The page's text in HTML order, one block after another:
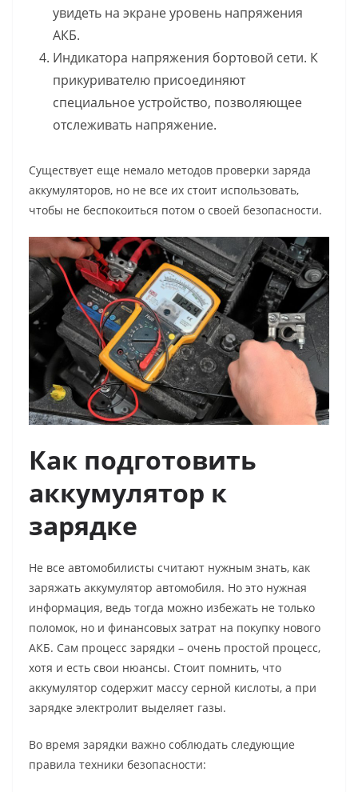
увидеть на экране уровень напряжения
АКБ.
Индикатора напряжения бортовой сети. К
прикуривателю присоединяют
специальное устройство, позволяющее
отслеживать напряжение.
Существует еще немало методов проверки заряда
аккумуляторов, но не все их стоит использовать,
чтобы не беспокоиться потом о своей безопасности.
Как подготовить
аккумулятор к
зарядке
Не все автомобилисты считают нужным знать, как
заряжать аккумулятор автомобиля. Но это нужная
информация, ведь тогда можно избежать не только
поломок, но и финансовых затрат на покупку нового
АКБ. Сам процесс зарядки – очень простой процесс,
хотя и есть свои нюансы. Стоит помнить, что
аккумулятор содержит массу серной кислоты, а при
зарядке электролит выделяет газы.
Во время зарядки важно соблюдать следующие
правила техники безопасности: